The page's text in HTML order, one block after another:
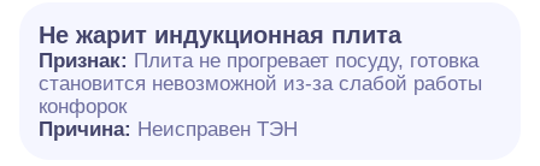
Не жарит индукционная плита
Признак: Плита не прогревает посуду, готовка
становится невозможной из-за слабой работы
конфорок
Причина: Неисправен ТЭН